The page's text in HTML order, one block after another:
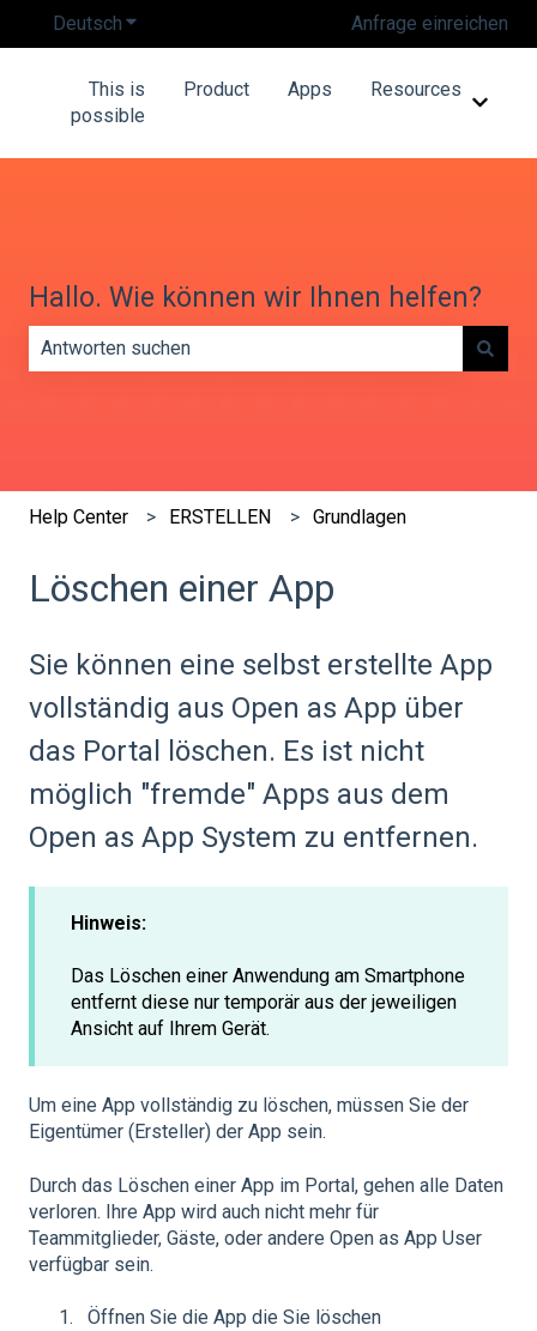
Deutsch Untermenü für Übersetzungen anzeigen
Anfrage einreichen
This is
possible
Product Apps
Resources
Hallo. Wie können wir Ihnen helfen?
Help Center ERSTELLEN Grundlagen
Löschen einer App
Sie können eine selbst erstellte App
vollständig aus Open as App über
das Portal löschen. Es ist nicht
möglich "fremde" Apps aus dem
Open as App System zu entfernen.
Hinweis:
Das Löschen einer Anwendung am Smartphone
entfernt diese nur temporär aus der jeweiligen
Ansicht auf Ihrem Gerät.
Um eine App vollständig zu löschen, müssen Sie der
Eigentümer (Ersteller) der App sein.
Durch das Löschen einer App im Portal, gehen alle Daten
verloren. Ihre App wird auch nicht mehr für
Teammitglieder, Gäste, oder andere Open as App User
verfügbar sein.
Öffnen Sie die App die Sie löschen